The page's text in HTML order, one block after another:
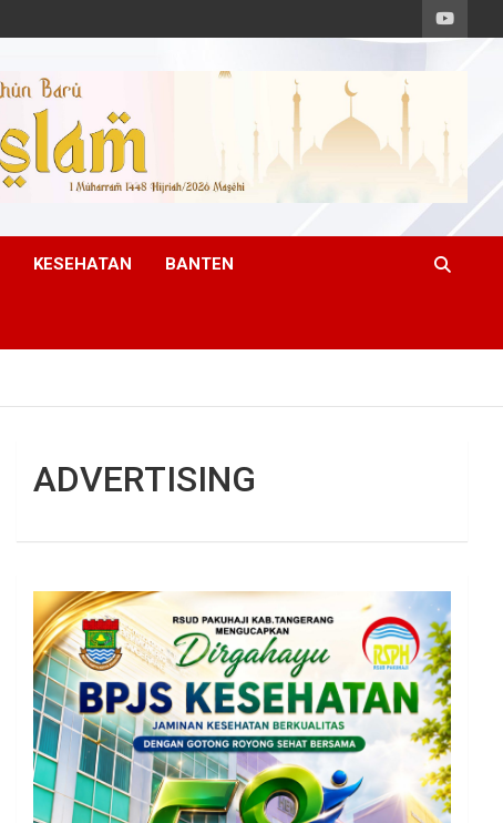
KESEHATAN BANTEN
ADVERTISING